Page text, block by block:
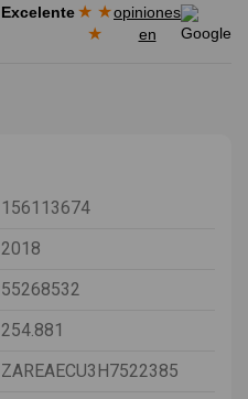
Excelente★ ★
★
opiniones
en
156113674
2018
55268532
254.881
ZAREAECU3H7522385